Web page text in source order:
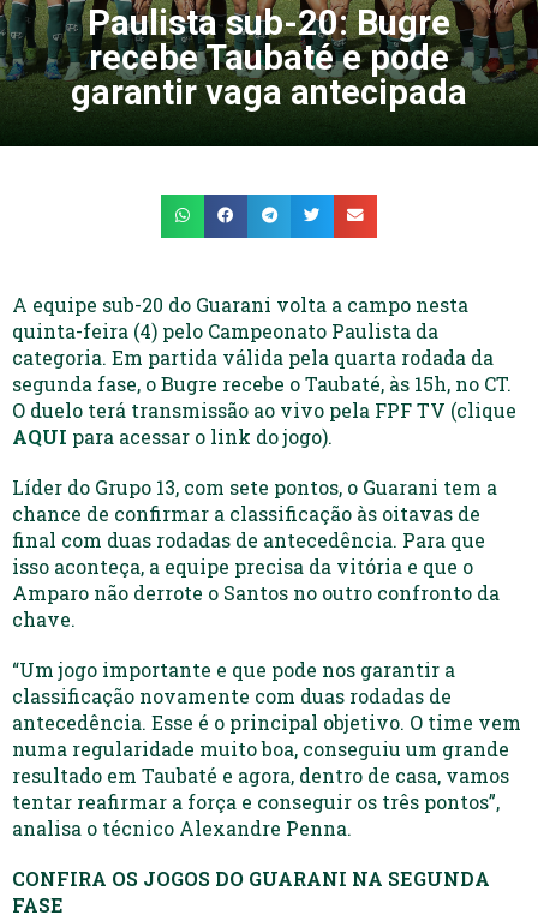
Paulista sub-20: Bugre
recebe Taubaté e pode
garantir vaga antecipada
A equipe sub-20 do Guarani volta a campo nesta
quinta-feira (4) pelo Campeonato Paulista da
categoria. Em partida válida pela quarta rodada da
segunda fase, o Bugre recebe o Taubaté, às 15h, no CT.
O duelo terá transmissão ao vivo pela FPF TV (clique
AQUI para acessar o link do jogo).
Líder do Grupo 13, com sete pontos, o Guarani tem a
chance de confirmar a classificação às oitavas de
final com duas rodadas de antecedência. Para que
isso aconteça, a equipe precisa da vitória e que o
Amparo não derrote o Santos no outro confronto da
chave.
“Um jogo importante e que pode nos garantir a
classificação novamente com duas rodadas de
antecedência. Esse é o principal objetivo. O time vem
numa regularidade muito boa, conseguiu um grande
resultado em Taubaté e agora, dentro de casa, vamos
tentar reafirmar a força e conseguir os três pontos”,
analisa o técnico Alexandre Penna.
CONFIRA OS JOGOS DO GUARANI NA SEGUNDA
FASE